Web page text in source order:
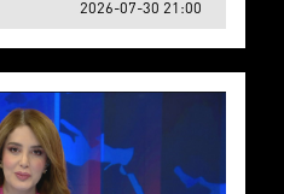
2026-07-30 21:00